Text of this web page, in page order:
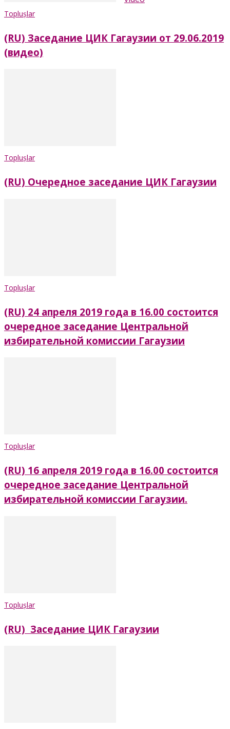
Toplușlar
(RU) Заседание ЦИК Гагаузии от 29.06.2019
(видео)
Toplușlar
(RU) Очередное заседание ЦИК Гагаузии
Toplușlar
(RU) 24 апреля 2019 года в 16.00 состоится
очередное заседание Центральной
избирательной комиссии Гагаузии
Toplușlar
(RU) 16 апреля 2019 года в 16.00 состоится
очередное заседание Центральной
избирательной комиссии Гагаузии.
Toplușlar
(RU) Заседание ЦИК Гагаузии